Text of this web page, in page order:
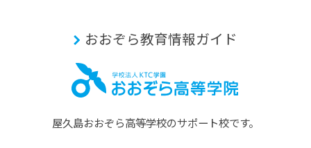
おおぞら教育情報ガイド
屋久島おおぞら⾼等学校のサポート校です。